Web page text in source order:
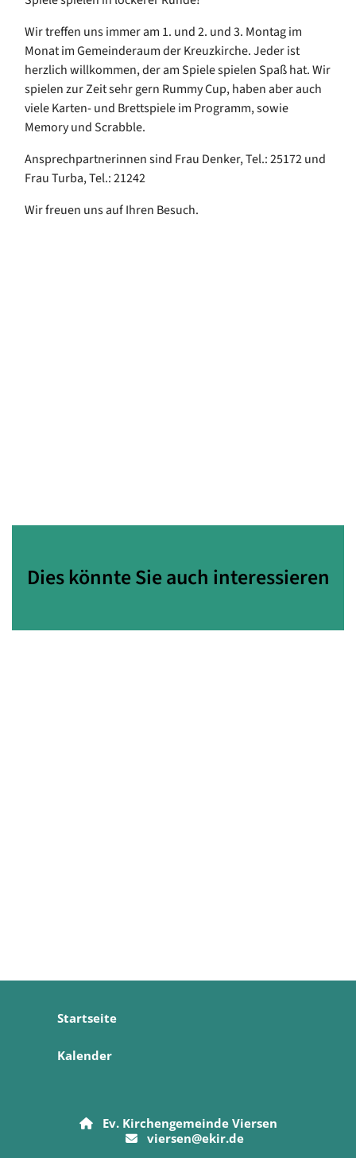
Wir treffen uns immer am 1. und 2. und 3. Montag im
Monat im Gemeinderaum der Kreuzkirche. Jeder ist
herzlich willkommen, der am Spiele spielen Spaß hat. Wir
spielen zur Zeit sehr gern Rummy Cup, haben aber auch
viele Karten- und Brettspiele im Programm, sowie
Memory und Scrabble.
Ansprechpartnerinnen sind Frau Denker, Tel.: 25172 und
Frau Turba, Tel.: 21242
Wir freuen uns auf Ihren Besuch.
Dies könnte Sie auch interessieren
Startseite
Kalender
Ev. Kirchengemeinde Viersen
viersen@ekir.de